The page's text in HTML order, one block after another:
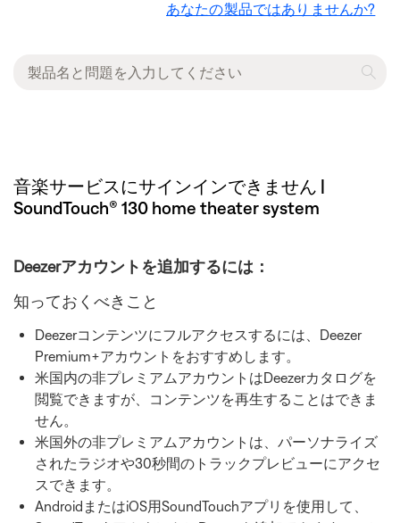
あなたの製品ではありませんか?
音楽サービスにサインインできません |
SoundTouch® 130 home theater system
Deezerアカウントを追加するには：
知っておくべきこと
Deezerコンテンツにフルアクセスするには、Deezer
Premium+アカウントをおすすめします。
米国内の非プレミアムアカウントはDeezerカタログを
閲覧できますが、コンテンツを再生することはできま
せん。
米国外の非プレミアムアカウントは、パーソナライズ
されたラジオや30秒間のトラックプレビューにアクセ
スできます。
AndroidまたはiOS用SoundTouchアプリを使用して、